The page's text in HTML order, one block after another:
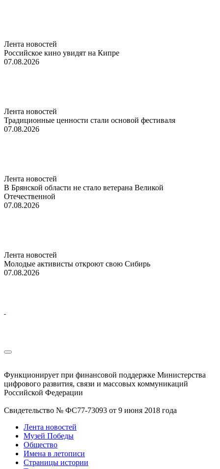
Лента новостей
Российское кино увидят на Кипре
07.08.2026
Лента новостей
Традиционные ценности стали основой фестиваля
07.08.2026
Лента новостей
В Брянской области не стало ветерана Великой
Отечественной
07.08.2026
Лента новостей
Молодые активисты откроют свою Сибирь
07.08.2026
Функционирует при финансовой поддержке Министерства
цифрового развития, связи и массовых коммуникаций
Российской Федерации
Свидетельство № ФС77-73093 от 9 июня 2018 года
Лента новостей
Музей Победы
Общество
Имена в летописи
Страницы истории